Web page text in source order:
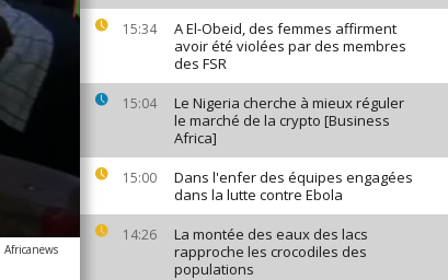
15:34
A El-Obeid, des femmes affirment
avoir été violées par des membres
des FSR
15:04
Le Nigeria cherche à mieux réguler
le marché de la crypto [Business
Africa]
15:00
Dans l'enfer des équipes engagées
dans la lutte contre Ebola
14:26
La montée des eaux des lacs
rapproche les crocodiles des
populations
Africanews